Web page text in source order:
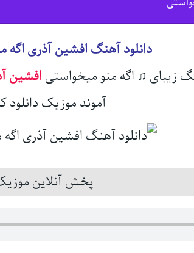
دانلود آهنگ افشین آذری اگه
زیبای ♫ اگه منو میخواستی افشین
آموند موزیک دانلود
پخش آنلاین